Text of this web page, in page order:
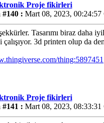
Proje fikirleri
#140 : Mart 08, 2023, 00:24:57
Tasarımı biraz daha
çalışıyor. 3d printerı olup da
thing:5897451
Proje fikirleri
#141 : Mart 08, 2023, 08:33:31